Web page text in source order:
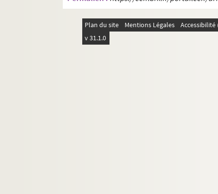
Plan du site Mentions Légales
v 31.1.0